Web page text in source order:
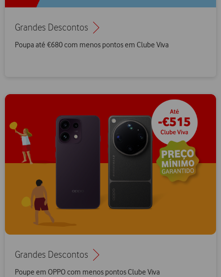
Grandes Descontos
Poupa até €680 com menos pontos em Clube Viva
Grandes Descontos
Poupe em OPPO com menos pontos Clube Viva